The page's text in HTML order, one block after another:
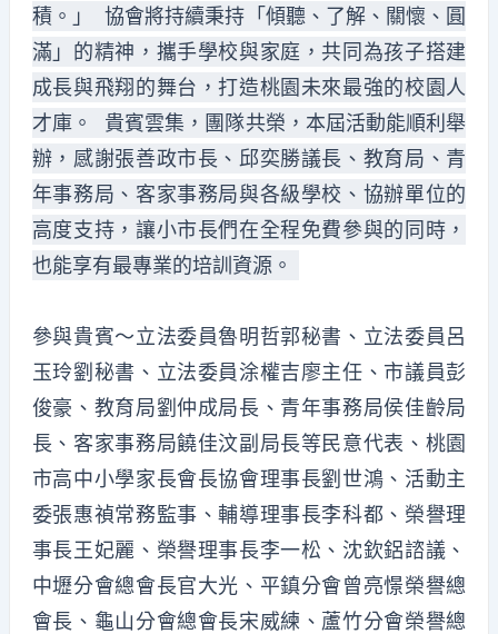
積。」 協會將持續秉持「傾聽、了解、關懷、圓
滿」的精神，攜手學校與家庭，共同為孩子搭建
成長與飛翔的舞台，打造桃園未來最強的校園人
才庫。 貴賓雲集，團隊共榮，本屆活動能順利舉
辦，感謝張善政市長、邱奕勝議長、教育局、青
年事務局、客家事務局與各級學校、協辦單位的
高度支持，讓小市長們在全程免費參與的同時，
也能享有最專業的培訓資源。
參與貴賓～立法委員魯明哲郭秘書、立法委員呂
玉玲劉秘書、立法委員涂權吉廖主任、市議員彭
俊豪、教育局劉仲成局長、青年事務局侯佳齡局
長、客家事務局饒佳汶副局長等民意代表、桃園
市高中小學家長會長協會理事長劉世鴻、活動主
委張惠禎常務監事、輔導理事長李科都、榮譽理
事長王妃麗、榮譽理事長李一松、沈欽鋁諮議、
中壢分會總會長官大光、平鎮分會曾亮憬榮譽總
會長、龜山分會總會長宋威練、蘆竹分會榮譽總